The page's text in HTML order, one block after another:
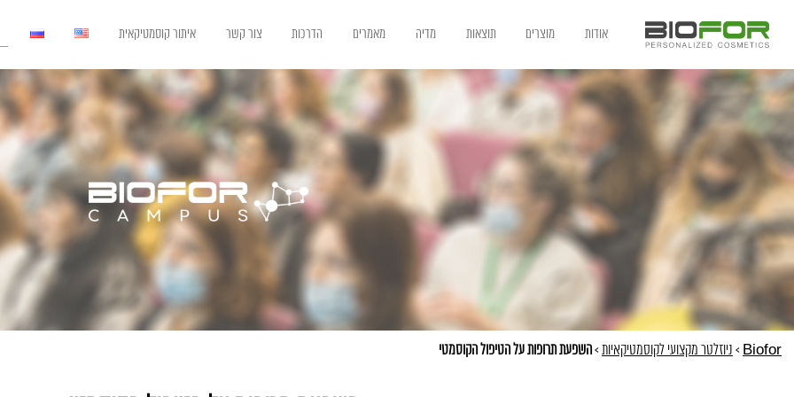
אודות מוצרים תוצאות מדיה מאמרים הדרכות צור קשר איתור קוסמטיקאית
Biofor
> ניוזלטר מקצועי לקוסמטיקאיות>השפעת תרופות על הטיפול הקוסמטי